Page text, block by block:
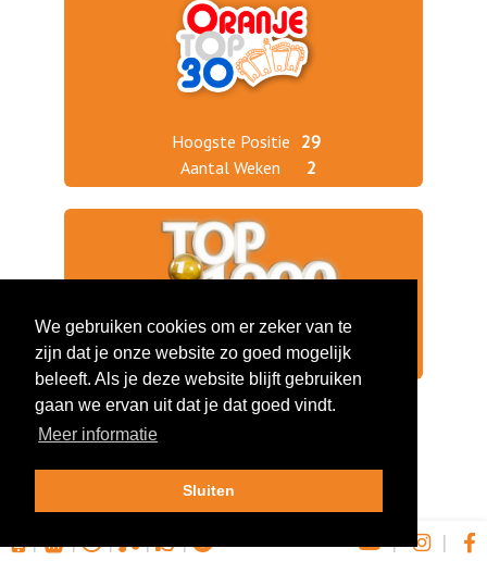
Hoogste Positie 29
Aantal Weken
2
Jaargang 2020 299
| | | | | | |
We gebruiken cookies om er zeker van te
zijn dat je onze website zo goed mogelijk
beleeft. Als je deze website blijft gebruiken
gaan we ervan uit dat je dat goed vindt.
Meer informatie
Sluiten